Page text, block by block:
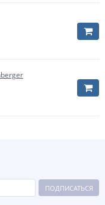
ПОДПИСАТЬСЯ